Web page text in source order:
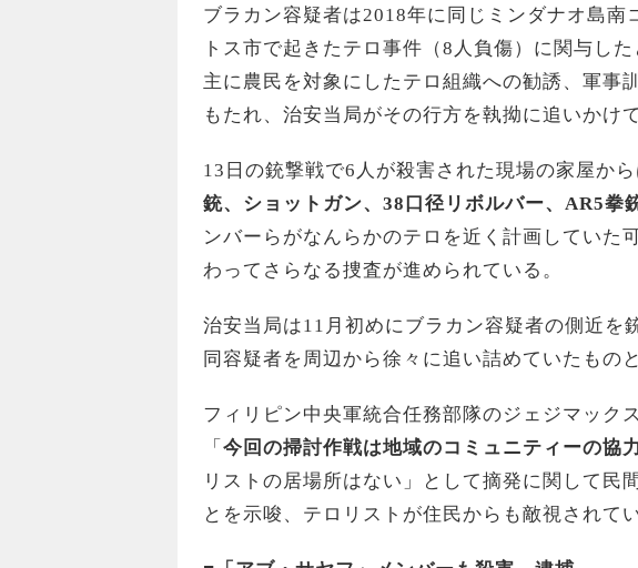
ブラカン容疑者は2018年に同じミンダナオ島南
トス市で起きたテロ事件（8人負傷）に関与し
主に農民を対象にしたテロ組織への勧誘、軍事
もたれ、治安当局がその行方を執拗に追いかけ
13日の銃撃戦で6人が殺害された現場の家屋か
銃、ショットガン、38口径リボルバー、AR5拳
ンバーらがなんらかのテロを近く計画していた
わってさらなる捜査が進められている。
治安当局は11月初めにブラカン容疑者の側近を
同容疑者を周辺から徐々に追い詰めていたもの
フィリピン中央軍統合任務部隊のジェジマック
「 今回の掃討作戦は地域のコミュニティーの協
リストの居場所はない」として摘発に関して民
とを示唆、テロリストが住民からも敵視されて